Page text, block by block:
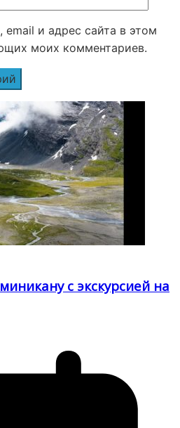
и адрес сайта в этом
моих комментариев.
с экскурсией на